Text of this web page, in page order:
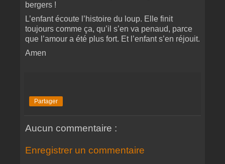
bergers !
L’enfant écoute l’histoire du loup. Elle finit
toujours comme ça, qu’il s’en va penaud, parce
que l’amour a été plus fort. Et l’enfant s’en réjouit.
Amen
Partager
Aucun commentaire :
Enregistrer un commentaire